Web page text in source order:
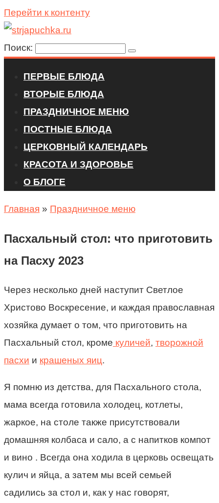
Перейти к контенту
Поиск:
ПЕРВЫЕ БЛЮДА
ВТОРЫЕ БЛЮДА
ПРАЗДНИЧНОЕ МЕНЮ
ПОСТНЫЕ БЛЮДА
ЦЕРКОВНЫЙ КАЛЕНДАРЬ
КРАСОТА И ЗДОРОВЬЕ
О БЛОГЕ
Главная » Праздничное меню
Пасхальный стол: что приготовить
на Пасху 2023
Через несколько дней наступит Светлое
Христово Воскресение, и каждая православная
хозяйка думает о том, что приготовить на
Пасхальный стол, кроме куличей, творожной
пасхи и крашеных яиц.
Я помню из детства, для Пасхального стола,
мама всегда готовила холодец, котлеты,
жаркое, на столе также присутствовали
домашняя колбаса и сало, а с напитков компот
и вино . Всегда она ходила в церковь освещать
кулич и яйца, а затем мы всей семьей
садились за стол и, как у нас говорят,